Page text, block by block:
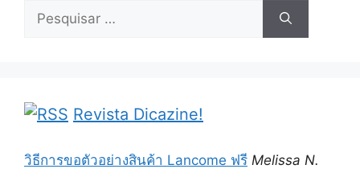
Pesquisar
Revista Dicazine!
วิธีการขอตัวอย่างสินค้า Lancome ฟรี Melissa N.